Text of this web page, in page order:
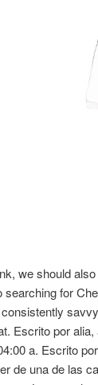
we should
searching for
Escrito por
a. Escrito
de una de las